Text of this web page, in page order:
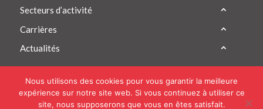
Secteurs d’activité
Carrières
Actualités
Nous utilisons des cookies pour vous garantir la meilleure
expérience sur notre site web. Si vous continuez à utiliser ce
site, nous supposerons que vous en êtes satisfait.